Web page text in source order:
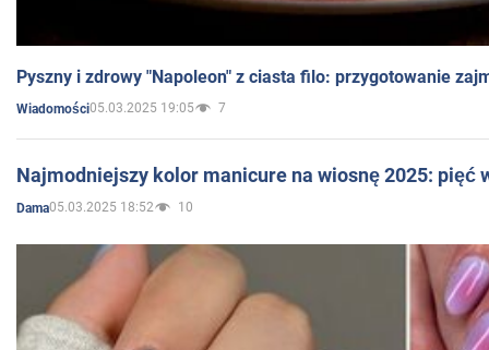
Pyszny i zdrowy "Napoleon" z ciasta filo: przygotowanie
Wiadomości05.03.2025 19:05 7
Najmodniejszy kolor manicure na wiosnę 2025: pięć
Dama05.03.2025 18:52 10